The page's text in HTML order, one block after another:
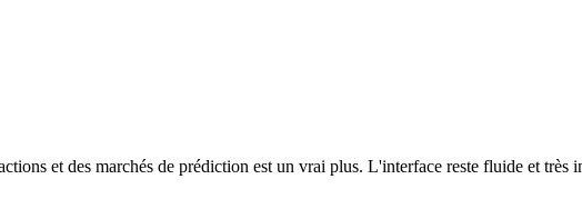
et des marchés de prédiction est un vrai plus. L'interface reste fluide et très